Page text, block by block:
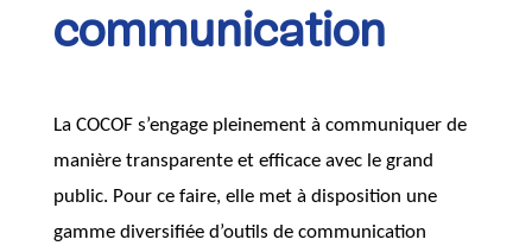
communication
La COCOF s’engage pleinement à communiquer de
manière transparente et efficace avec le grand
public. Pour ce faire, elle met à disposition une
gamme diversifiée d’outils de communication